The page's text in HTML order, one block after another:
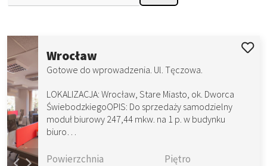
Wrocław
Gotowe do wprowadzenia. Ul. Tęczowa.
LOKALIZACJA: Wrocław, Stare Miasto, ok. Dworca
ŚwiebodzkiegoOPIS: Do sprzedaży samodzielny
moduł biurowy 247,44 mkw. na 1 p. w budynku
biuro…
Powierzchnia
Piętro